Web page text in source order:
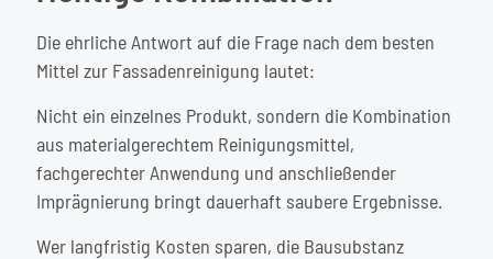
Die ehrliche Antwort auf die Frage nach dem besten
Mittel zur Fassadenreinigung lautet:
Nicht ein einzelnes Produkt, sondern die Kombination
aus materialgerechtem Reinigungsmittel,
fachgerechter Anwendung und anschließender
Imprägnierung bringt dauerhaft saubere Ergebnisse.
Wer langfristig Kosten sparen, die Bausubstanz